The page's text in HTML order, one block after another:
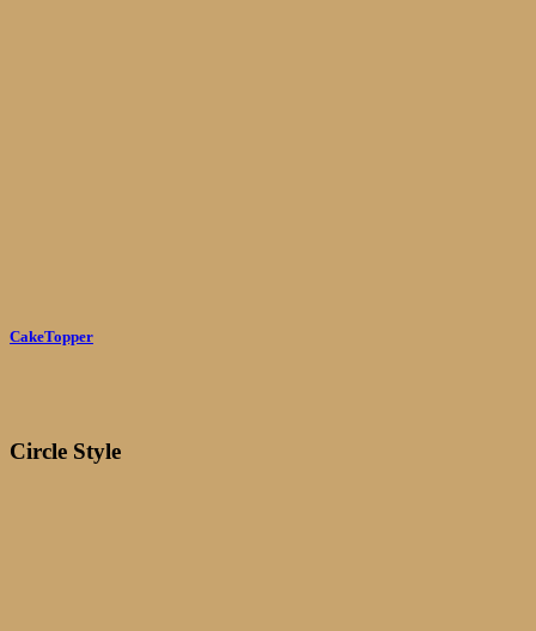
CakeTopper
Circle Style